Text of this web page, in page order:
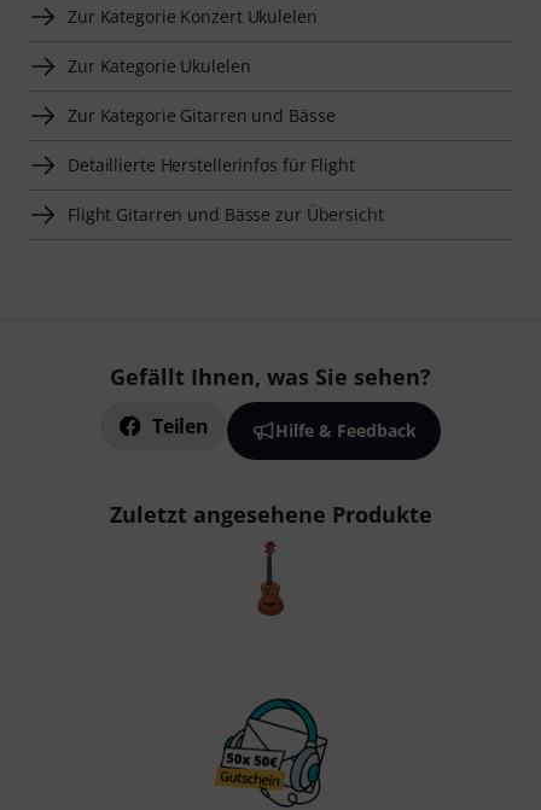
Zur Kategorie Konzert Ukulelen
Zur Kategorie Ukulelen
Zur Kategorie Gitarren und Bässe
Detaillierte Herstellerinfos für Flight
Flight Gitarren und Bässe zur Übersicht
Gefällt Ihnen, was Sie sehen?
Teilen Hilfe & Feedback
Zuletzt angesehene Produkte